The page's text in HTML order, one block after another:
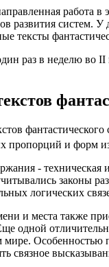
работа
развития систем.
тексты
раз в неделю
пропорций и форм
-
законы
логических
и места также
одной
Особенностью
связное